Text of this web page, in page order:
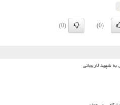
(0)
(0)
شهید لاریجانی